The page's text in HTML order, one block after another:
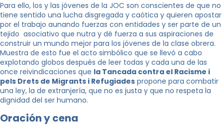
Para ello, los y las jóvenes de la JOC son conscientes de que no
tiene sentido una lucha disgregada y caótica y quieren apostar
por el trabajo aunando fuerzas con entidades y ser parte de un
tejido asociativo que nutra y dé fuerza a sus aspiraciones de
construir un mundo mejor para los jóvenes de la clase obrera.
Muestra de esto fue el acto simbólico que se llevó a cabo
explotando globos después de leer todas y cada una de las
once reivindicaciones que la Tancada contra el Racisme i
pels Drets de Migrants i Refugiades propone para combatir
una ley, la de extranjería, que no es justa y que no respeta la
dignidad del ser humano.
Oración y cena